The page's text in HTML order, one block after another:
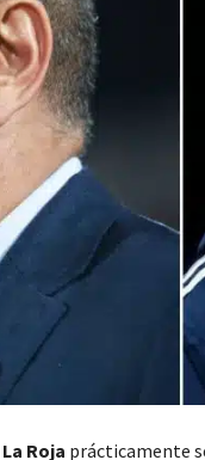
La Roja prácticamente